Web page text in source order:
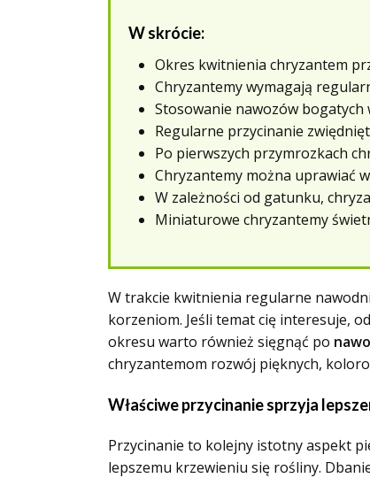
W skrócie:
Okres kwitnienia chryzantem
Chryzantemy wymagają
Stosowanie nawozów
Regularne przycinanie
Po pierwszych przymrozkach
Chryzantemy można uprawiać
W zależności od gatunku,
Miniaturowe chryzantemy
W trakcie kwitnienia regularne
korzeniom. Jeśli temat cię interesuje,
okresu warto również sięgnąć po
chryzantemom rozwój pięknych,
Właściwe przycinanie sprzyja
Przycinanie to kolejny istotny aspekt
lepszemu krzewieniu się rośliny.